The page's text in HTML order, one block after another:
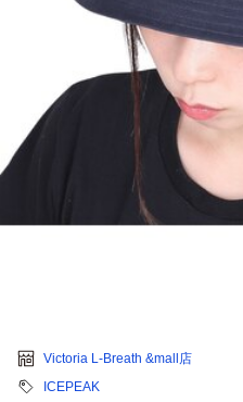
Victoria L-Breath &mall店
ICEPEAK